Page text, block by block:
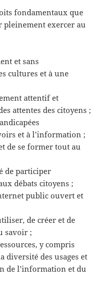
fondamentaux que
exercer au
et sans
cultures et à une
attentif et
attentes des citoyens ;
et à l’information ;
de se former tout au
de participer
débats citoyens ;
public ouvert et
de créer et de
savoir ;
y compris
diversité des usages et
de l’information et du